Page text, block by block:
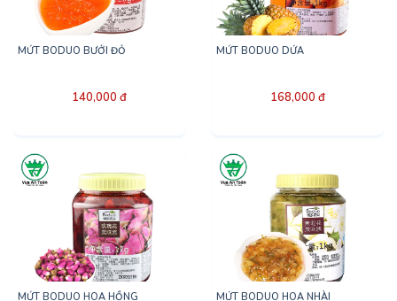
MỨT BODUO BƯỞI ĐỎ
140,000 đ
MỨT BODUO DỨA
168,000 đ
MỨT BODUO HOA HỒNG MỨT BODUO HOA NHÀI